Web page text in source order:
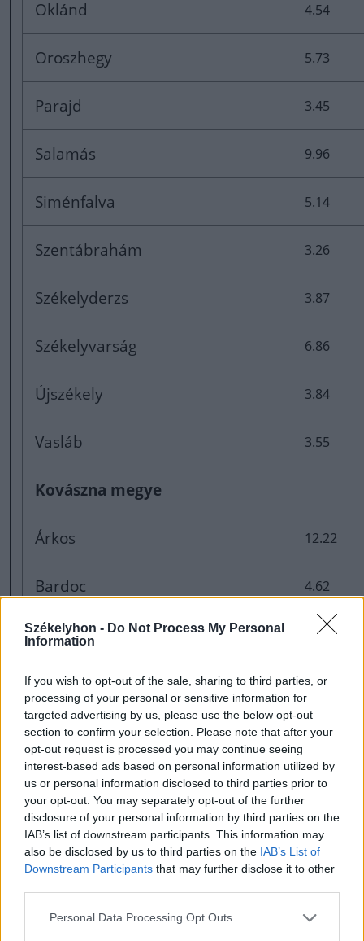
Székelyhon - Do Not Process My Personal
Information
If you wish to opt-out of the sale, sharing to third parties, or
processing of your personal or sensitive information for
targeted advertising by us, please use the below opt-out
section to confirm your selection. Please note that after your
opt-out request is processed you may continue seeing
interest-based ads based on personal information utilized by
us or personal information disclosed to third parties prior to
your opt-out. You may separately opt-out of the further
disclosure of your personal information by third parties on the
IAB’s list of downstream participants. This information may
also be disclosed by us to third parties on the IAB’s List of
Downstream Participants that may further disclose it to other
Personal Data Processing Opt Outs
Oklánd 4.54
Oroszhegy 5.73
Parajd 3.45
Salamás 9.96
Siménfalva 5.14
Szentábrahám 3.26
Székelyderzs 3.87
Székelyvarság 6.86
Újszékely 3.84
Vasláb 3.55
Kovászna megye
Árkos 12.22
Bardoc 4.62
Bereck 5.81
Bölön 7.27
Csernáton 3.94
Dobolló 7.52
Esztelnek 4.42
Gidófalva 3.36
Illyefalva 10.14